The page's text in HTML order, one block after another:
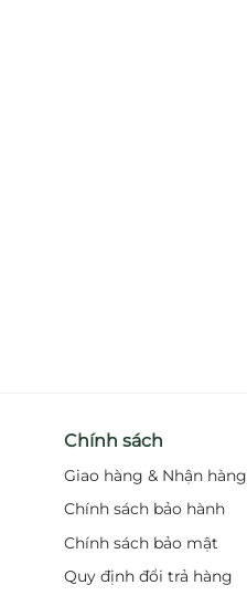
Chính sách
Giao hàng & Nhận hàng
Chính sách bảo hành
Chính sách bảo mật
Quy định đổi trả hàng